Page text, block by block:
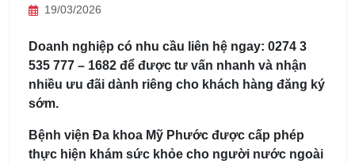
19/03/2026
Doanh nghiệp có nhu cầu liên hệ ngay: 0274 3
535 777 – 1682 để được tư vấn nhanh và nhận
nhiều ưu đãi dành riêng cho khách hàng đăng ký
sớm.
Bệnh viện Đa khoa Mỹ Phước được cấp phép
thực hiện khám sức khỏe cho người nước ngoài